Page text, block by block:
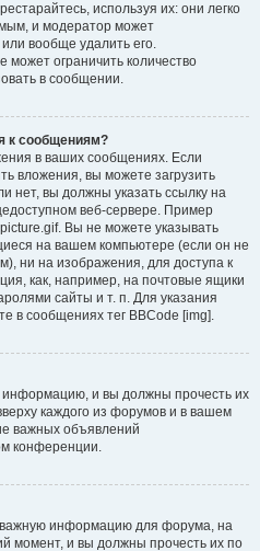
используя их: они легко
и модератор может
вообще удалить его.
ограничить количество
в сообщении.
к сообщениям?
в ваших сообщениях. Если
вложения, вы можете загрузить
нет, вы должны указать ссылку на
веб-сервере. Пример
Вы не можете указывать
на вашем компьютере (если он не
ни на изображения, для доступа к
как, например, на почтовые ящики
сайты и т. п. Для указания
в сообщениях тег BBCode [img].
и вы должны прочесть их
каждого из форумов и в вашем
важных объявлений
конференции.
информацию для форума, на
момент, и вы должны прочесть их по